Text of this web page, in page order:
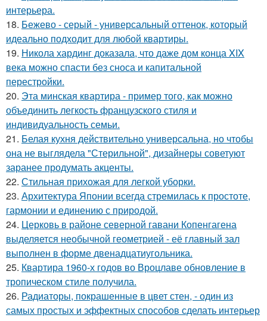
интерьера.
18. Бежево - серый - универсальный оттенок, который
идеально подходит для любой квартиры.
19. Никола хардинг доказала, что даже дом конца XIX
века можно спасти без сноса и капитальной
перестройки.
20. Эта минская квартира - пример того, как можно
объединить легкость французского стиля и
индивидуальность семьи.
21. Белая кухня действительно универсальна, но чтобы
она не выглядела "Стерильной", дизайнеры советуют
заранее продумать акценты.
22. Стильная прихожая для легкой уборки.
23. Архитектура Японии всегда стремилась к простоте,
гармонии и единению с природой.
24. Церковь в районе северной гавани Копенгагена
выделяется необычной геометрией - её главный зал
выполнен в форме двенадцатиугольника.
25. Квартира 1960-х годов во Вроцлаве обновление в
тропическом стиле получила.
26. Радиаторы, покрашенные в цвет стен, - один из
самых простых и эффектных способов сделать интерьер